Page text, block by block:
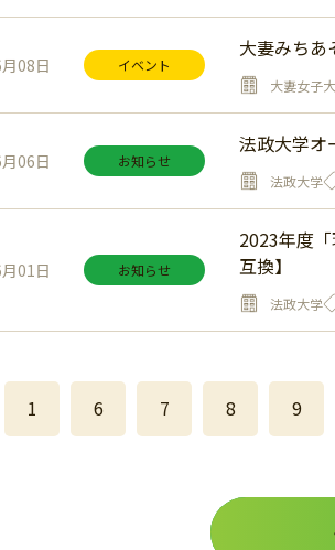
08日 イベント
大妻みち
大妻女子
06日 お知らせ
法政大学オ
法政大学
01日 お知らせ
2023年度
互換】
法政大学
1 6 7 8 9